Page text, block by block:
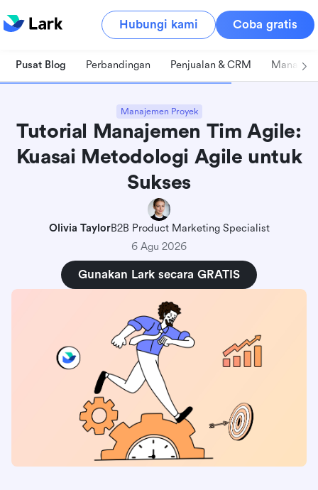
Hubungi kami Coba gratis
Pusat Blog Perbandingan Penjualan & CRM
Manajemen Proyek
Tutorial Manajemen Tim Agile:
Kuasai Metodologi Agile untuk
Sukses
Olivia TaylorB2B Product Marketing Specialist
6 Agu 2026
Gunakan Lark secara GRATIS